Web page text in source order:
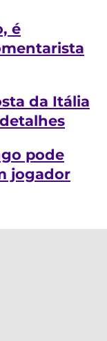
é
da Itália
pode
jogador